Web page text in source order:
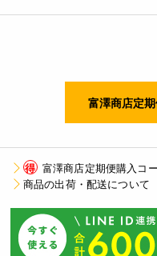
富澤商店定
得 富澤商店定期便購入コ
商品の出荷・配送について